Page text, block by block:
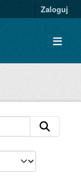
Zaloguj